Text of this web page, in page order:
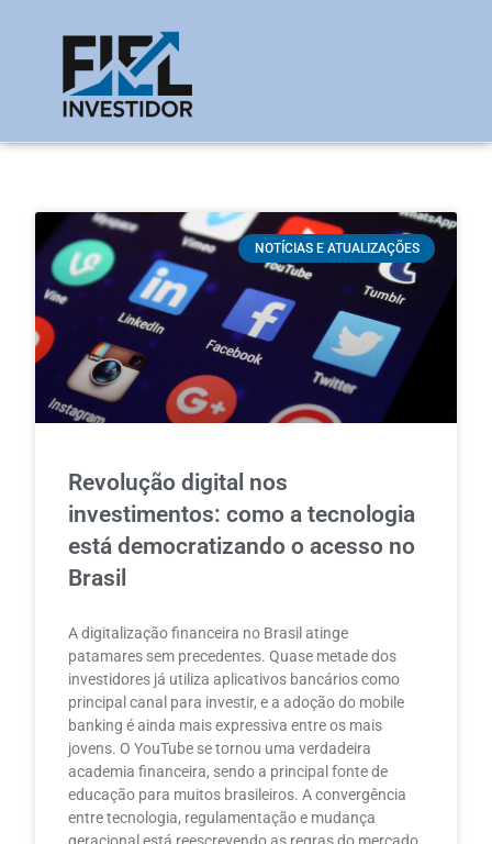
NOTÍCIAS E ATUALIZAÇÕES
Revolução digital nos
investimentos: como a tecnologia
está democratizando o acesso no
Brasil
A digitalização financeira no Brasil atinge
patamares sem precedentes. Quase metade dos
investidores já utiliza aplicativos bancários como
principal canal para investir, e a adoção do mobile
banking é ainda mais expressiva entre os mais
jovens. O YouTube se tornou uma verdadeira
academia financeira, sendo a principal fonte de
educação para muitos brasileiros. A convergência
entre tecnologia, regulamentação e mudança